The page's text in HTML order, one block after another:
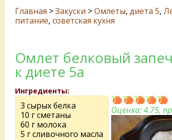
Главная >Закуски >Омлеты, диета 5,
питание, советская кухня
Омлет белковый
к диете 5а
Ингредиенты:
3 сырых белка
10 г сметаны
60 г молока
5 г сливочного масла
Оценка:4.75,